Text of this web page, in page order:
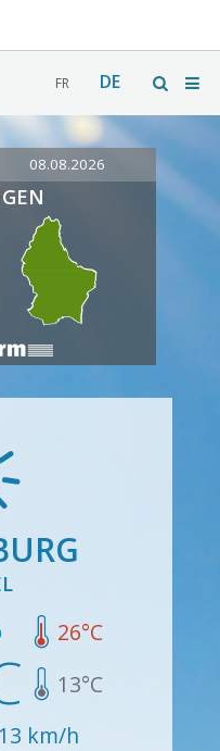
FR DE
08.08.2026
26°C
13°C
13 km/h